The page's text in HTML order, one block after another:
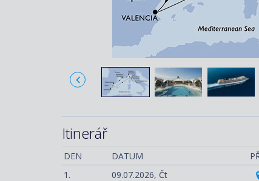
Itinerář
DEN DATUM
1.
09.07.2026, Čt